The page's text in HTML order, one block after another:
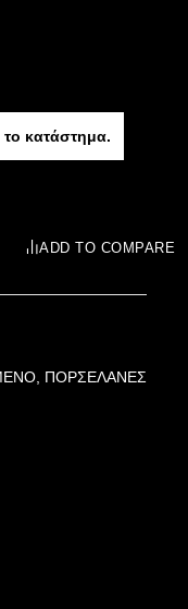
κατάστημα.
ADD TO COMPARE
, ΠΟΡΣΕΛΑΝΕΣ